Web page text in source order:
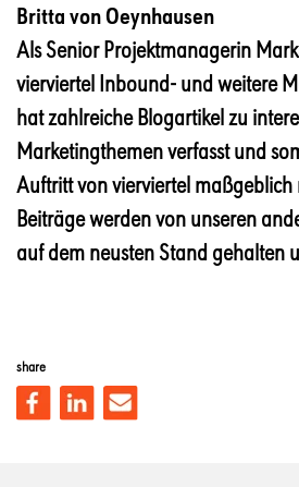
Britta von Oeynhausen
Als Senior Projektmanagerin
vierviertel Inbound- und weitere
hat zahlreiche Blogartikel zu
Marketingthemen verfasst und
Auftritt von vierviertel
Beiträge werden von unseren
auf dem neusten Stand gehalten
share